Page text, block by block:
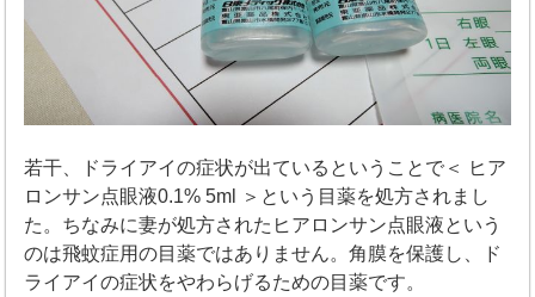
若干、ドライアイの症状が出ているということで＜ ヒア
ロンサン点眼液0.1% 5ml ＞という目薬を処方されまし
た。ちなみに妻が処方されたヒアロンサン点眼液という
のは飛蚊症用の目薬ではありません。角膜を保護し、ド
ライアイの症状をやわらげるための目薬です。